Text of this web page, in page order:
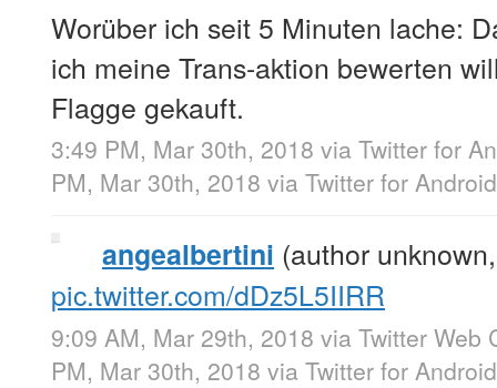
Worüber ich seit 5 Minuten lache:
ich meine Trans-aktion bewerten
Flagge gekauft.
3:49 PM, Mar 30th, 2018 via Twitter for
PM, Mar 30th, 2018 via Twitter for Android
angealbertini (author
pic.twitter.com/dDz5L5IIRR
9:09 AM, Mar 29th, 2018 via Twitter Web
PM, Mar 30th, 2018 via Twitter for Android